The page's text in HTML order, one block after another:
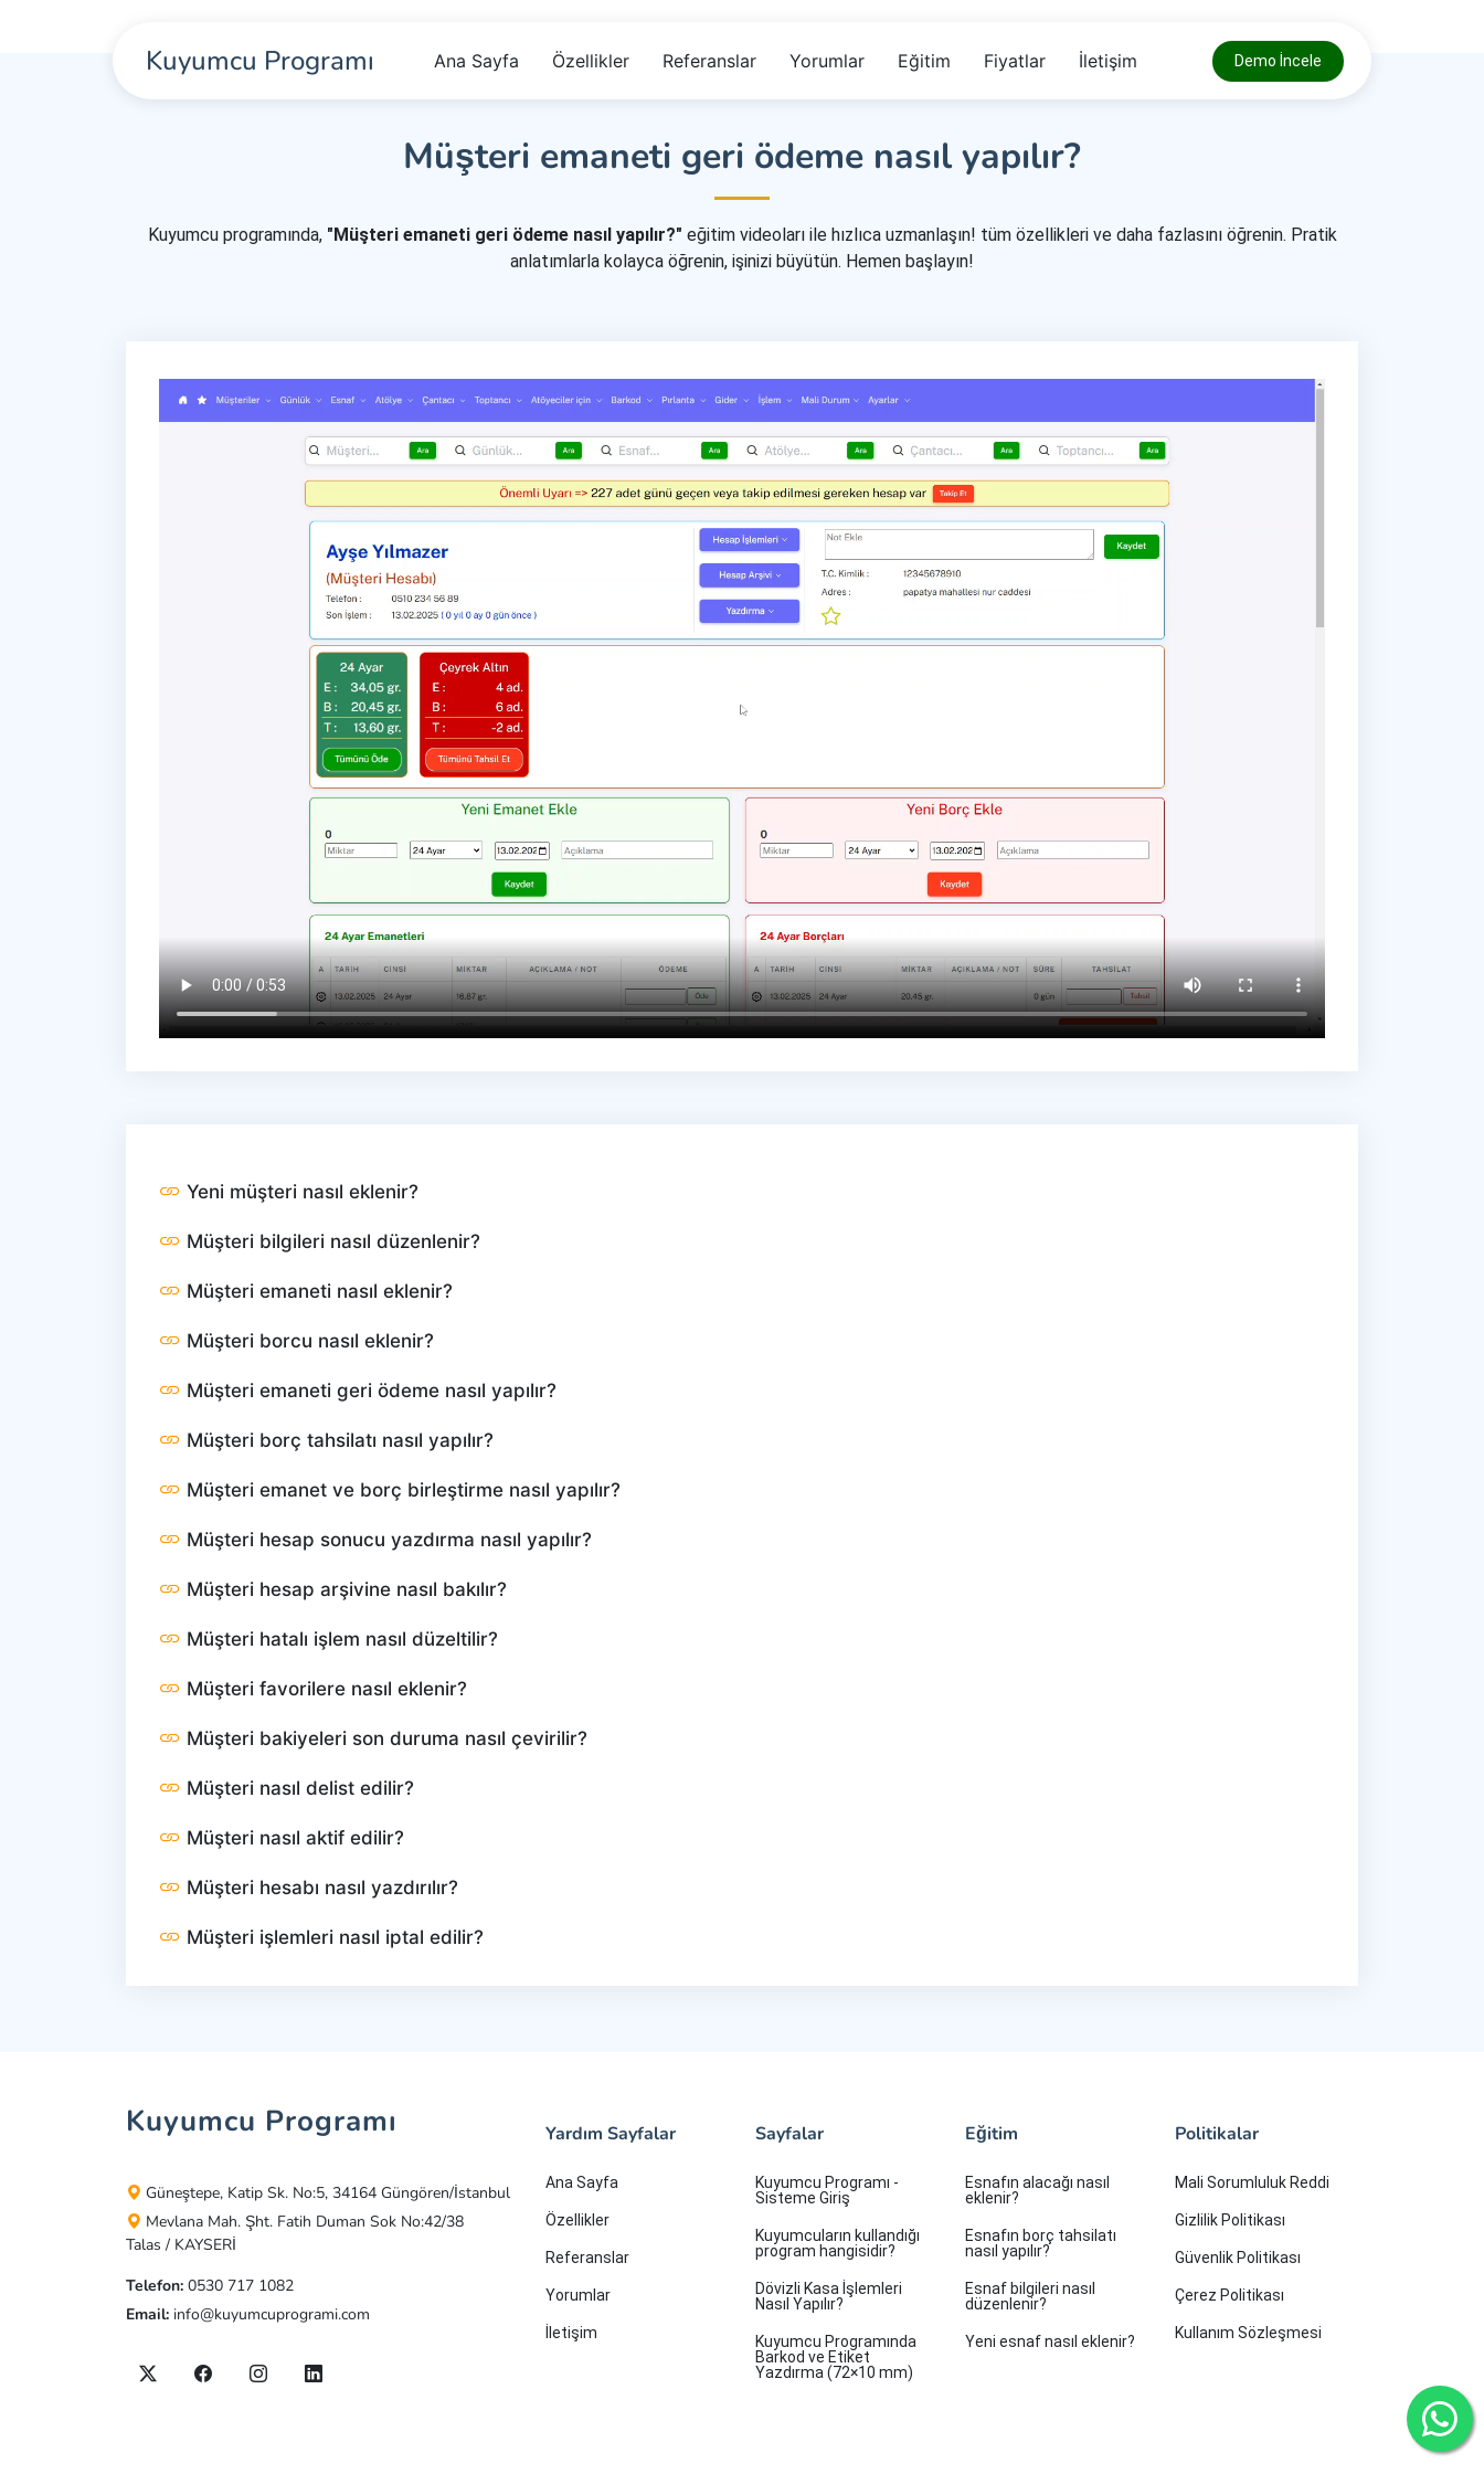
Kuyumcu Programı Ana Sayfa Özellikler Referanslar Yorumlar Eğitim Fiyatlar İletişim Demo İncele
Müşteri emaneti geri ödeme nasıl yapılır?
Kuyumcu programında, "Müşteri emaneti geri ödeme nasıl yapılır?" eğitim videoları ile hızlıca uzmanlaşın! tüm özellikleri ve daha fazlasını öğrenin. Pratik
anlatımlarla kolayca öğrenin, işinizi büyütün. Hemen başlayın!
Yeni müşteri nasıl eklenir?
Müşteri bilgileri nasıl düzenlenir?
Müşteri emaneti nasıl eklenir?
Müşteri borcu nasıl eklenir?
Müşteri emaneti geri ödeme nasıl yapılır?
Müşteri borç tahsilatı nasıl yapılır?
Müşteri emanet ve borç birleştirme nasıl yapılır?
Müşteri hesap sonucu yazdırma nasıl yapılır?
Müşteri hesap arşivine nasıl bakılır?
Müşteri hatalı işlem nasıl düzeltilir?
Müşteri favorilere nasıl eklenir?
Müşteri bakiyeleri son duruma nasıl çevirilir?
Müşteri nasıl delist edilir?
Müşteri nasıl aktif edilir?
Müşteri hesabı nasıl yazdırılır?
Müşteri işlemleri nasıl iptal edilir?
Kuyumcu Programı
Güneştepe, Katip Sk. No:5, 34164 Güngören/İstanbul
Mevlana Mah. Şht. Fatih Duman Sok No:42/38
Talas / KAYSERİ
Telefon: 0530 717 1082
Email: info@kuyumcuprogrami.com
Yardım Sayfalar
Ana Sayfa
Özellikler
Referanslar
Yorumlar
İletişim
Sayfalar
Kuyumcu Programı -
Sisteme Giriş
Kuyumcuların kullandığı
program hangisidir?
Dövizli Kasa İşlemleri
Nasıl Yapılır?
Kuyumcu Programında
Barkod ve Etiket
Yazdırma (72×10 mm)
Eğitim
Esnafın alacağı nasıl
eklenir?
Esnafın borç tahsilatı
nasıl yapılır?
Esnaf bilgileri nasıl
düzenlenir?
Yeni esnaf nasıl eklenir?
Politikalar
Mali Sorumluluk Reddi
Gizlilik Politikası
Güvenlik Politikası
Çerez Politikası
Kullanım Sözleşmesi